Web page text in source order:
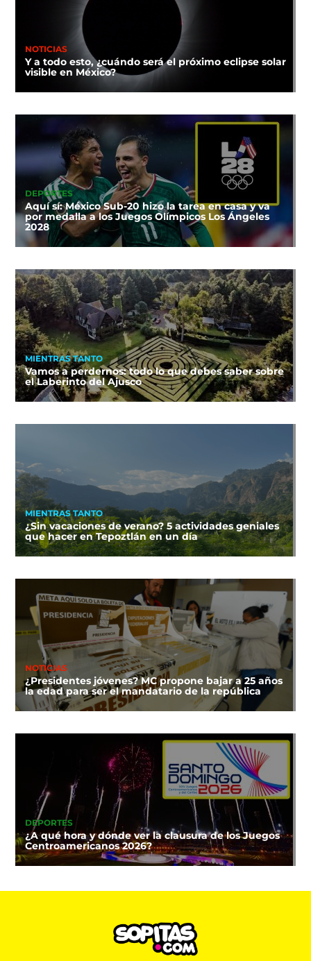
NOTICIAS
Y a todo esto, ¿cuándo será el próximo eclipse solar
visible en México?
DEPORTES
Aquí sí: México Sub-20 hizo la tarea en casa y va
por medalla a los Juegos Olímpicos Los Ángeles
2028
MIENTRAS TANTO
Vamos a perdernos: todo lo que debes saber sobre
el Laberinto del Ajusco
MIENTRAS TANTO
¿Sin vacaciones de verano? 5 actividades geniales
que hacer en Tepoztlán en un día
NOTICIAS
¿Presidentes jóvenes? MC propone bajar a 25 años
la edad para ser el mandatario de la república
DEPORTES
¿A qué hora y dónde ver la clausura de los Juegos
Centroamericanos 2026?